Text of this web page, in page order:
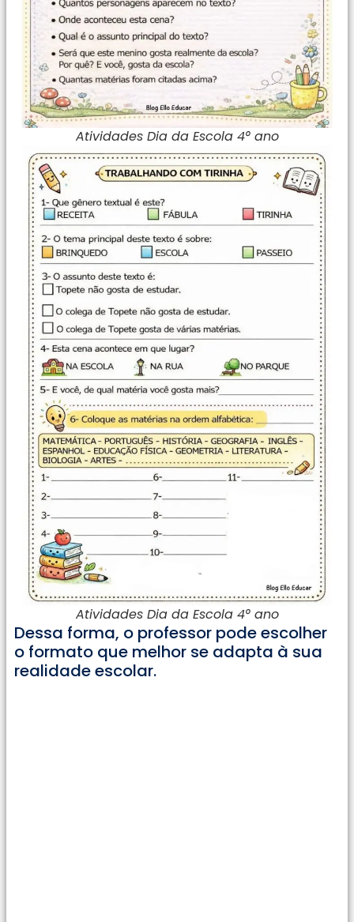
Atividades Dia da Escola 4° ano
Atividades Dia da Escola 4° ano
Dessa forma, o professor pode escolher
o formato que melhor se adapta à sua
realidade escolar.